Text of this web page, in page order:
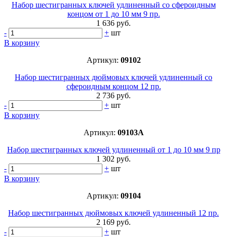
Набор шестигранных ключей удлиненный со сфероидным
концом от 1 до 10 мм 9 пр.
1 636 руб.
-
+ шт
В корзину
Артикул: 09102
Набор шестигранных дюймовых ключей удлиненный со
сфероидным концом 12 пр.
2 736 руб.
-
+ шт
В корзину
Артикул: 09103A
Набор шестигранных ключей удлиненный от 1 до 10 мм 9 пр
1 302 руб.
-
+ шт
В корзину
Артикул: 09104
Набор шестигранных дюймовых ключей удлиненный 12 пр.
2 169 руб.
-
+ шт